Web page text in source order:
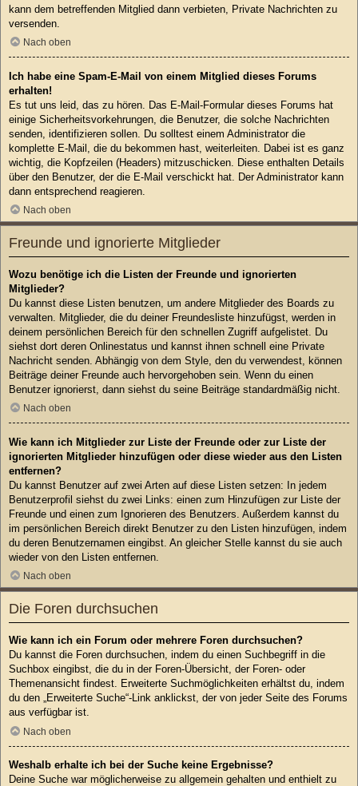
kann dem betreffenden Mitglied dann verbieten, Private Nachrichten zu
versenden.
Nach oben
Ich habe eine Spam-E-Mail von einem Mitglied dieses Forums
erhalten!
Es tut uns leid, das zu hören. Das E-Mail-Formular dieses Forums hat
einige Sicherheitsvorkehrungen, die Benutzer, die solche Nachrichten
senden, identifizieren sollen. Du solltest einem Administrator die
komplette E-Mail, die du bekommen hast, weiterleiten. Dabei ist es ganz
wichtig, die Kopfzeilen (Headers) mitzuschicken. Diese enthalten Details
über den Benutzer, der die E-Mail verschickt hat. Der Administrator kann
dann entsprechend reagieren.
Nach oben
Freunde und ignorierte Mitglieder
Wozu benötige ich die Listen der Freunde und ignorierten
Mitglieder?
Du kannst diese Listen benutzen, um andere Mitglieder des Boards zu
verwalten. Mitglieder, die du deiner Freundesliste hinzufügst, werden in
deinem persönlichen Bereich für den schnellen Zugriff aufgelistet. Du
siehst dort deren Onlinestatus und kannst ihnen schnell eine Private
Nachricht senden. Abhängig von dem Style, den du verwendest, können
Beiträge deiner Freunde auch hervorgehoben sein. Wenn du einen
Benutzer ignorierst, dann siehst du seine Beiträge standardmäßig nicht.
Nach oben
Wie kann ich Mitglieder zur Liste der Freunde oder zur Liste der
ignorierten Mitglieder hinzufügen oder diese wieder aus den Listen
entfernen?
Du kannst Benutzer auf zwei Arten auf diese Listen setzen: In jedem
Benutzerprofil siehst du zwei Links: einen zum Hinzufügen zur Liste der
Freunde und einen zum Ignorieren des Benutzers. Außerdem kannst du
im persönlichen Bereich direkt Benutzer zu den Listen hinzufügen, indem
du deren Benutzernamen eingibst. An gleicher Stelle kannst du sie auch
wieder von den Listen entfernen.
Nach oben
Die Foren durchsuchen
Wie kann ich ein Forum oder mehrere Foren durchsuchen?
Du kannst die Foren durchsuchen, indem du einen Suchbegriff in die
Suchbox eingibst, die du in der Foren-Übersicht, der Foren- oder
Themenansicht findest. Erweiterte Suchmöglichkeiten erhältst du, indem
du den „Erweiterte Suche“-Link anklickst, der von jeder Seite des Forums
aus verfügbar ist.
Nach oben
Weshalb erhalte ich bei der Suche keine Ergebnisse?
Deine Suche war möglicherweise zu allgemein gehalten und enthielt zu